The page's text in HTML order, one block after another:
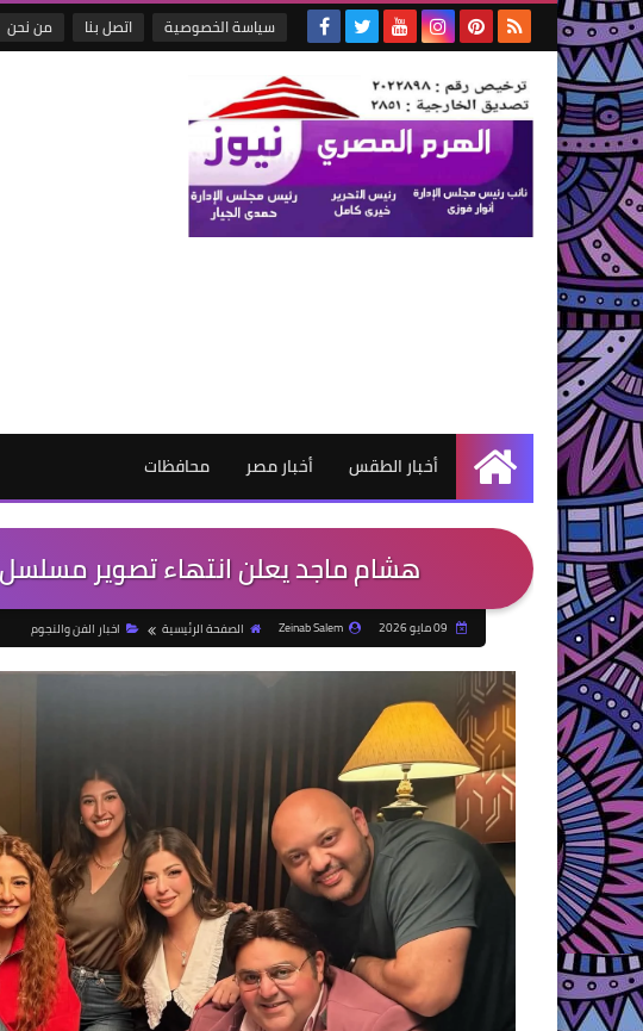
سياسة الخصوصية اتصل بنا من نحن
الرئيسية
أخبار الطقس أخبار مصر محافظات
هشام ماجد يعلن انتهاء تصوير
Zeinab Salem الصفحة الرئيسية اخبار الفن والنجوم